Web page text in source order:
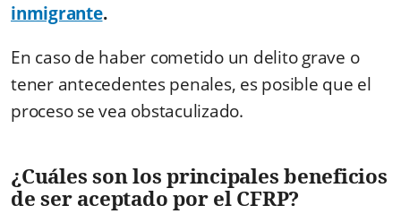
inmigrante.
En caso de haber cometido un delito grave o
tener antecedentes penales, es posible que el
proceso se vea obstaculizado.
¿Cuáles son los principales beneficios
de ser aceptado por el CFRP?